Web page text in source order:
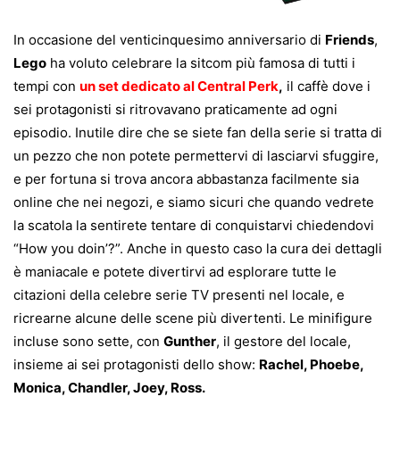
In occasione del venticinquesimo anniversario di Friends,
Lego ha voluto celebrare la sitcom più famosa di tutti i
tempi con un set dedicato alCentral Perk, il caffè dove i
sei protagonisti si ritrovavano praticamente ad ogni
episodio. Inutile dire che se siete fan della serie si tratta di
un pezzo che non potete permettervi di lasciarvi sfuggire,
e per fortuna si trova ancora abbastanza facilmente sia
online che nei negozi, e siamo sicuri che quando vedrete
la scatola la sentirete tentare di conquistarvi chiedendovi
“How you doin’?”. Anche in questo caso la cura dei dettagli
è maniacale e potete divertirvi ad esplorare tutte le
citazioni della celebre serie TV presenti nel locale, e
ricrearne alcune delle scene più divertenti. Le minifigure
incluse sono sette, con Gunther, il gestore del locale,
insieme ai sei protagonisti dello show: Rachel, Phoebe,
Monica, Chandler, Joey, Ross.